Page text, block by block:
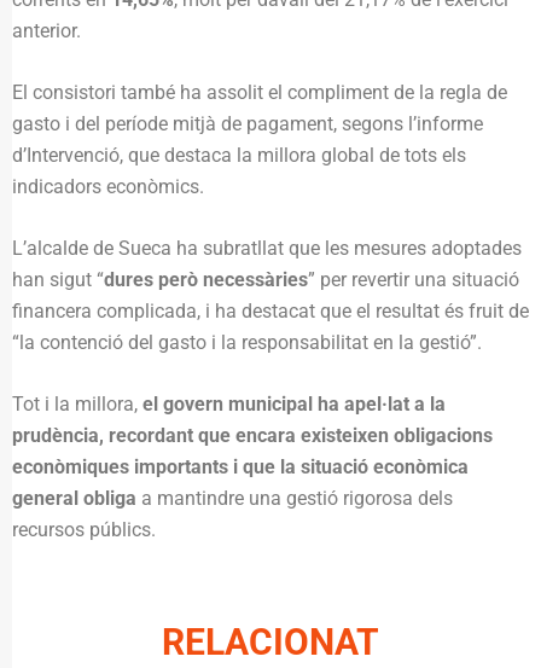
anterior.
El consistori també ha assolit el compliment de la regla de
gasto i del període mitjà de pagament, segons l’informe
d’Intervenció, que destaca la millora global de tots els
indicadors econòmics.
L’alcalde de Sueca ha subratllat que les mesures adoptades
han sigut “dures però necessàries” per revertir una situació
financera complicada, i ha destacat que el resultat és fruit de
“la contenció del gasto i la responsabilitat en la gestió”.
Tot i la millora, el govern municipal ha apel·lat a la
prudència, recordant que encara existeixen obligacions
econòmiques importants i que la situació econòmica
general obliga a mantindre una gestió rigorosa dels
recursos públics.
RELACIONAT